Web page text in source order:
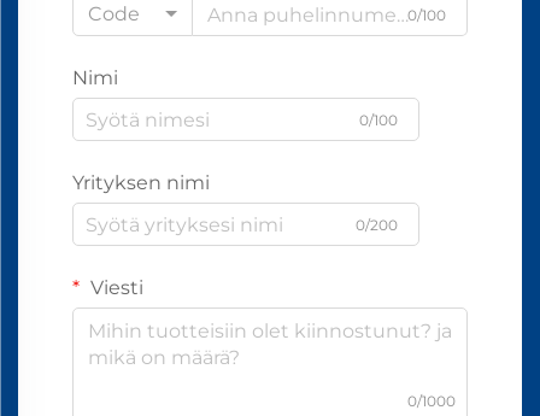
Code
0/100
Nimi
0/100
Yrityksen nimi
0/200
Viesti
0/1000